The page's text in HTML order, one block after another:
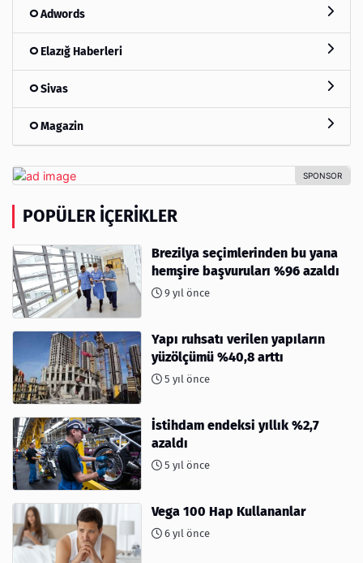
Adwords
Elazığ Haberleri
Sivas
Magazin
POPÜLER İÇERIKLER
Brezilya seçimlerinden bu yana
hemşire başvuruları %96 azaldı
9 yıl önce
Yapı ruhsatı verilen yapıların
yüzölçümü %40,8 arttı
5 yıl önce
İstihdam endeksi yıllık %2,7
azaldı
5 yıl önce
Vega 100 Hap Kullananlar
6 yıl önce